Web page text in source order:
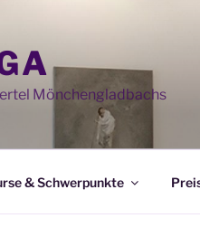
Mönchengladbachs
& Schwerpunkte